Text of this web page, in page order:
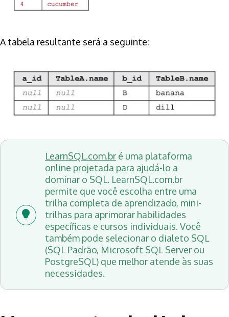
A tabela resultante será a seguinte:
LearnSQL.com.br é uma plataforma
online projetada para ajudá-lo a
dominar o SQL. LearnSQL.com.br
permite que você escolha entre uma
trilha completa de aprendizado, mini-
trilhas para aprimorar habilidades
específicas e cursos individuais. Você
também pode selecionar o dialeto SQL
(SQL Padrão, Microsoft SQL Server ou
PostgreSQL) que melhor atende às suas
necessidades.